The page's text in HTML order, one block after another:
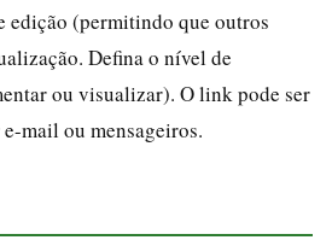
edição (permitindo que outros
Defina o nível de
ou visualizar). O link pode ser
mail ou mensageiros.